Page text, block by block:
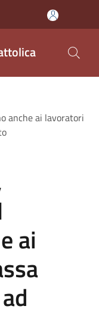
anche ai lavoratori
ai